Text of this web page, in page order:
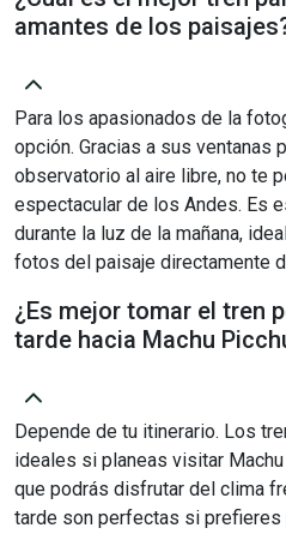
amantes de los
Para los apasionados de la
opción. Gracias a sus ventanas
observatorio al aire libre, no te
espectacular de los Andes. Es
durante la luz de la mañana,
fotos del paisaje directamente
¿Es mejor tomar el tren
tarde hacia Machu
Depende de tu itinerario. Los
ideales si planeas visitar
que podrás disfrutar del clima
tarde son perfectas si prefieres